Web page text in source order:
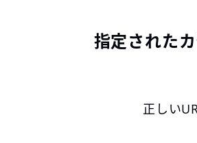
指定された
正しい